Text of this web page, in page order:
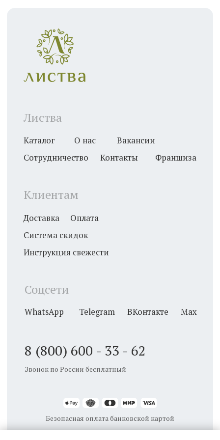
Соцсети
Политика конфиденциальности
Звонок по России бесплатный
8 (800) 600 - 33 - 62
Оплата
Система скидок
Инструкция свежести